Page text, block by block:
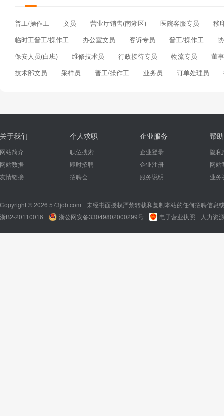
普工/操作工 文员 营业厅销售(南湖区) 医院客服专员
移
临时工普工/操作工
办公室文员 客诉专员 普工/操作工
保安人员(白班)
维修技术员 行政接待专员 物流专员
董
技术部文员
采样员 普工/操作工 业务员 订单处理员
关于我们
网站简介
网站数据
友情链接
个人求职
职位搜索
即时招聘
招聘会
企业服务
企业登录
企业注册
服务说明
帮
隐私
网站
业务
Copyright © 2026 573job.com
未经书面授权严禁转载和复制本站的任何招聘信息
浙B2-20110016
浙公网安备33049802000299号 电子营业执照 人力资